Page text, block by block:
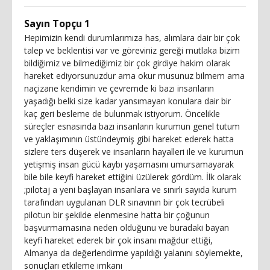
Sayın Topçu 1
Hepimizin kendi durumlarımıza has, alımlara dair bir çok
talep ve beklentisi var ve göreviniz gereği mutlaka bizim
bildiğimiz ve bilmediğimiz bir çok girdiye hakim olarak
hareket ediyorsunuzdur ama okur musunuz bilmem ama
naçizane kendimin ve çevremde ki bazı insanların
yaşadığı belki size kadar yansımayan konulara dair bir
kaç geri besleme de bulunmak istiyorum. Öncelikle
süreçler esnasında bazı insanların kurumun genel tutum
ve yaklaşımının üstündeymiş gibi hareket ederek hatta
sizlere ters düşerek ve insanların hayalleri ile ve kurumun
yetişmiş insan gücü kaybı yaşamasını umursamayarak
bile bile keyfi hareket ettiğini üzülerek gördüm. İlk olarak
;pilotaj a yeni başlayan insanlara ve sınırlı sayıda kurum
tarafından uygulanan DLR sınavının bir çok tecrübeli
pilotun bir şekilde elenmesine hatta bir çoğunun
başvurmamasına neden olduğunu ve buradaki bayan
keyfi hareket ederek bir çok insanı mağdur ettiği,
Almanya da değerlendirme yapıldığı yalanını söylemekte,
sonuçları etkileme imkanı